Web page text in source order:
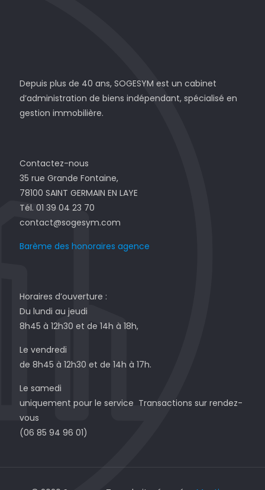
Depuis plus de 40 ans, SOGESYM est un cabinet
d’administration de biens indépendant, spécialisé en
gestion immobilière.
Contactez-nous
35 rue Grande Fontaine,
78100 SAINT GERMAIN EN LAYE
Tél. 01 39 04 23 70
contact@sogesym.com
Barème des honoraires agence
Horaires d’ouverture :
Du lundi au jeudi
8h45 à 12h30 et de 14h à 18h,
Le vendredi
de 8h45 à 12h30 et de 14h à 17h.
Le samedi
uniquement pour le service Transactions sur rendez-
vous
(06 85 94 96 01)